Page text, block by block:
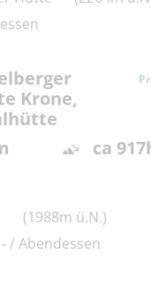
Krone,
ca
(1988m ü.N.)
/ Abendessen